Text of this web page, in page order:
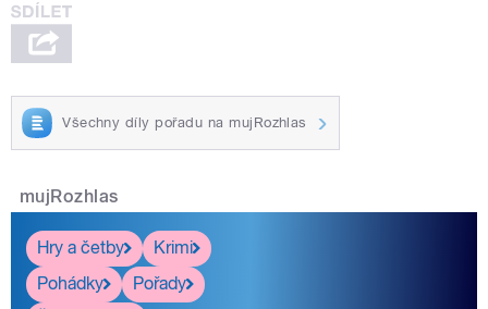
Všechny díly pořadu na mujRozhlas
mujRozhlas
Hry a četby
Krimi
Pohádky
Pořady